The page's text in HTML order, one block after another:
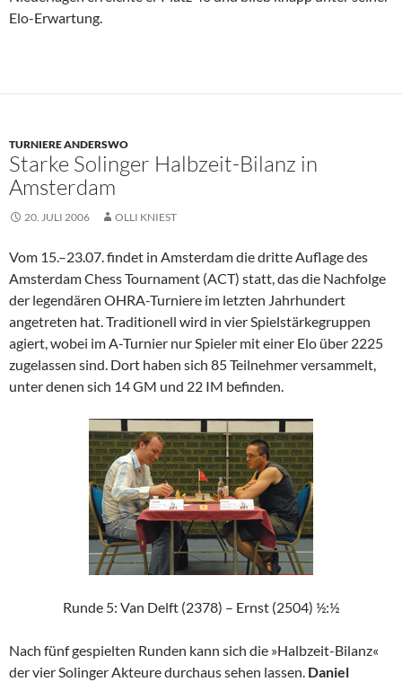
Elo-Erwartung.
TURNIERE ANDERSWO
Starke Solinger Halbzeit-Bilanz in
Amsterdam
20. JULI 2006 OLLI KNIEST
Vom 15.–23.07. findet in Amsterdam die dritte Auflage des
Amsterdam Chess Tournament (ACT) statt, das die Nachfolge
der legendären OHRA-Turniere im letzten Jahrhundert
angetreten hat. Traditionell wird in vier Spielstärkegruppen
agiert, wobei im A-Turnier nur Spieler mit einer Elo über 2225
zugelassen sind. Dort haben sich 85 Teilnehmer versammelt,
unter denen sich 14 GM und 22 IM befinden.
Runde 5: Van Delft (2378) – Ernst (2504) ½:½
Nach fünf gespielten Runden kann sich die »Halbzeit-Bilanz«
der vier Solinger Akteure durchaus sehen lassen. Daniel